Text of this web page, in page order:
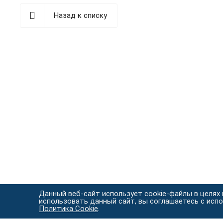
Назад к списку
Данный веб-сайт использует cookie-файлы в
использовать данный сайт, вы соглашаетесь с
Политика Cookie.